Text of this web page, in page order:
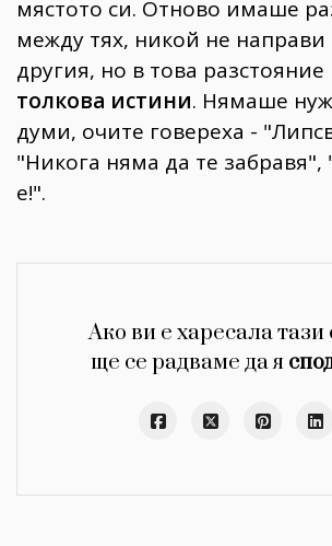
мястото си. Отново имаше
между тях, никой не направи
другия, но в това разстояние
толкова истини. Нямаше
думи, очите говереха -
"Никога няма да те
е!".
Ако ви е харесала тази
ще се радваме да я